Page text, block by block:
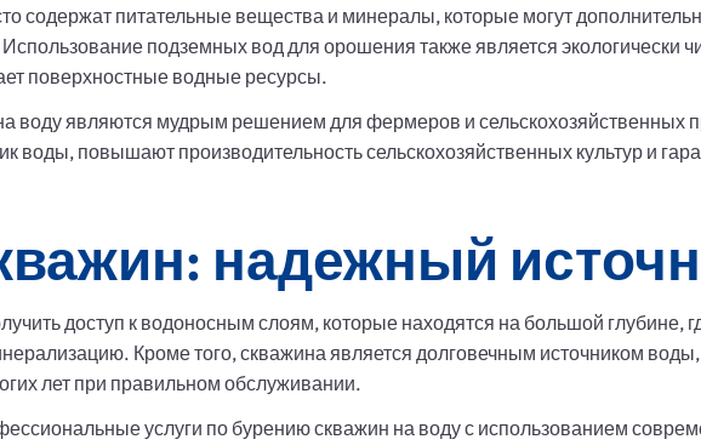
содержат питательные вещества и минералы, которые могут
Использование подземных вод для орошения также является экологически
поверхностные водные ресурсы.
воду являются мудрым решением для фермеров и сельскохозяйственных
воды, повышают производительность сельскохозяйственных культур и
надежный
доступ к водоносным слоям, которые находятся на большой глубине,
Кроме того, скважина является долговечным источником
лет при правильном обслуживании.
услуги по бурению скважин на воду с использованием